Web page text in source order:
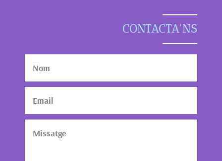
CONTACTA'NS